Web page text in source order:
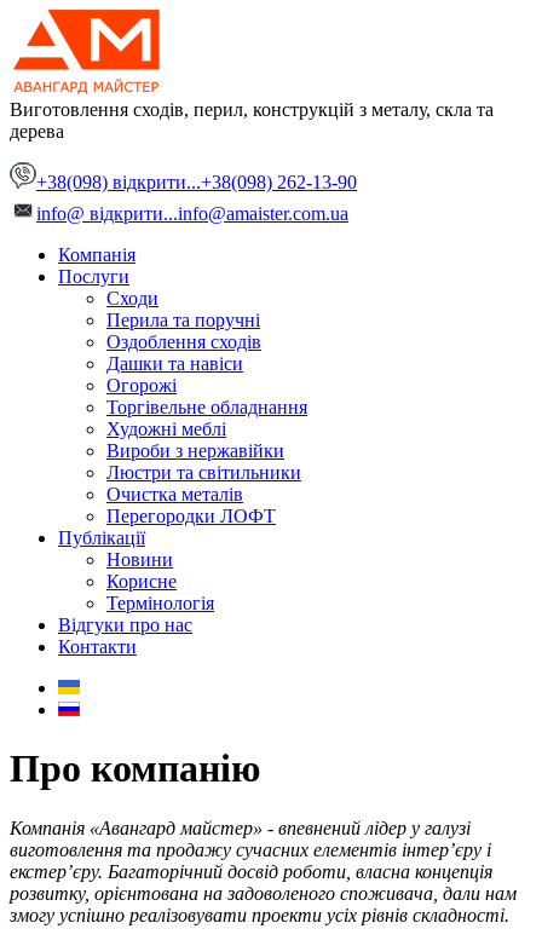
Виготовлення сходів, перил, конструкцій з металу, скла та
дерева
+38(098) відкрити...+38(098) 262-13-90
info@ відкрити...info@amaister.com.ua
Компанія
Послуги
Сходи
Перила та поручні
Оздоблення сходів
Дашки та навіси
Огорожі
Торгівельне обладнання
Художні меблі
Вироби з нержавійки
Люстри та світильники
Очистка металів
Перегородки ЛОФТ
Публікації
Новини
Корисне
Термінологія
Відгуки про нас
Контакти
Про компанію
Компанія «Авангард майстер» - впевнений лідер у галузі
виготовлення та продажу сучасних елементів інтер’єру і
екстер’єру. Багаторічний досвід роботи, власна концепція
розвитку, орієнтована на задоволеного споживача, дали нам
змогу успішно реалізовувати проекти усіх рівнів складності.